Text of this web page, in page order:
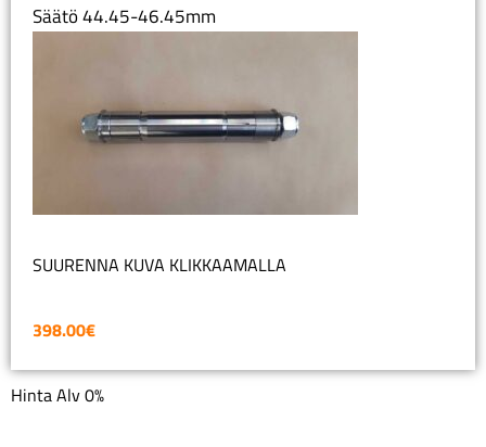
Säätö 44.45-46.45mm
SUURENNA KUVA KLIKKAAMALLA
398.00€
Hinta Alv 0%